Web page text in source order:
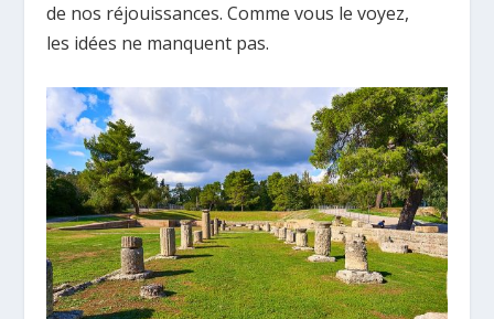
de nos réjouissances. Comme vous le voyez,
les idées ne manquent pas.